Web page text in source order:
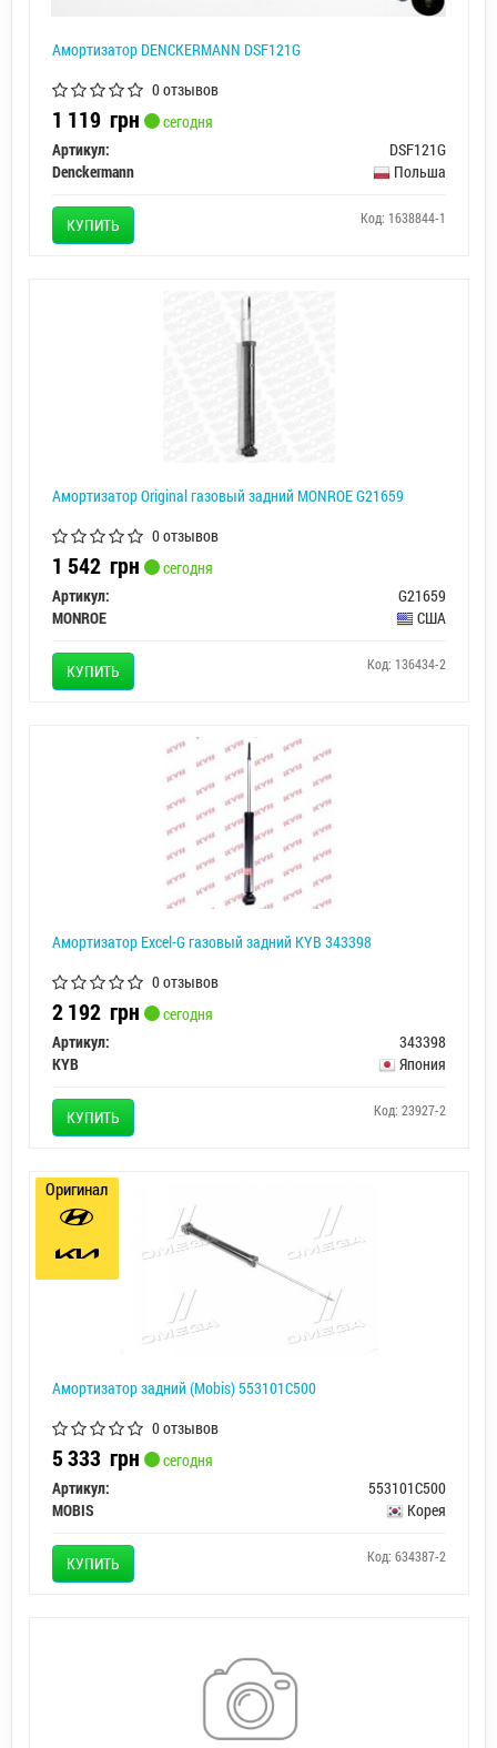
Амортизатор DENCKERMANN DSF121G
0 отзывов
1 119 грн
сегодня
Артикул:
DSF121G
Denckermann
Польша
КУПИТЬ Код: 1638844-1
Амортизатор Original газовый задний MONROE G21659
0 отзывов
1 542 грн
сегодня
Артикул:
G21659
MONROE
США
КУПИТЬ Код: 136434-2
Амортизатор Excel-G газовый задний KYB 343398
0 отзывов
2 192 грн
сегодня
Артикул:
343398
KYB
Япония
КУПИТЬ Код: 23927-2
Амортизатор задний (Mobis) 553101C500
0 отзывов
5 333 грн
сегодня
Артикул:
553101C500
MOBIS
Корея
КУПИТЬ Код: 634387-2
Оригинал